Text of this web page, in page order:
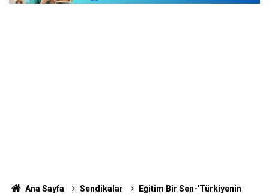
Ana Sayfa Sendikalar
Eğitim Bir Sen-'Türkiyenin